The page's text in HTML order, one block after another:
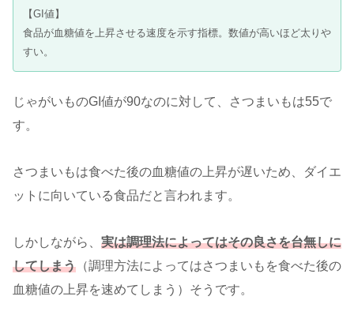
【GI値】
食品が血糖値を上昇させる速度を示す指標。数値が高いほど太りや
すい。
じゃがいものGI値が90なのに対して、さつまいもは55で
す。
さつまいもは食べた後の血糖値の上昇が遅いため、ダイエ
ットに向いている食品だと言われます。
しかしながら、 実は調理法によってはその良さを台無しに
してしまう （調理方法によってはさつまいもを食べた後の
血糖値の上昇を速めてしまう）そうです。